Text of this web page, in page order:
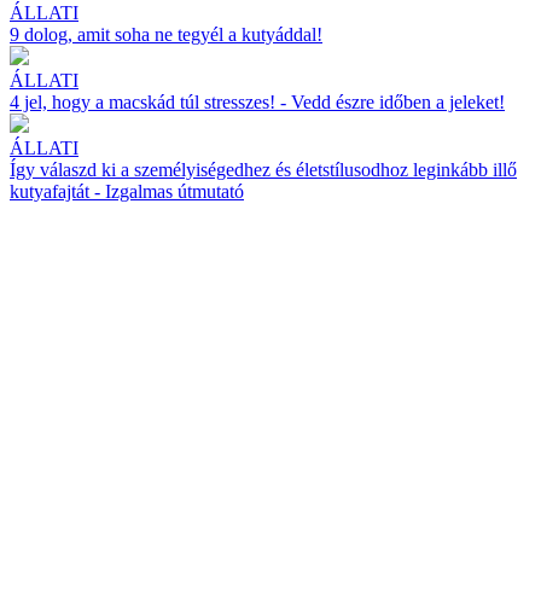
ÁLLATI
9 dolog, amit soha ne tegyél a kutyáddal!
ÁLLATI
4 jel, hogy a macskád túl stresszes! - Vedd észre időben a jeleket!
ÁLLATI
Így válaszd ki a személyiségedhez és életstílusodhoz leginkább illő
kutyafajtát - Izgalmas útmutató